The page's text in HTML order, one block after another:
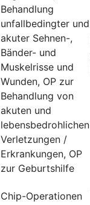
Behandlung
unfallbedingter und
akuter Sehnen-,
Bänder- und
Muskelrisse und
Wunden, OP zur
Behandlung von
akuten und
lebensbedrohlichen
Verletzungen /
Erkrankungen, OP
zur Geburtshilfe
Chip-Operationen